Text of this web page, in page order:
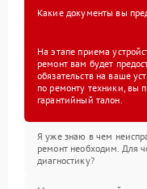
Какие документы вы
На этапе приема
ремонт вам будет
обязательств на ваше
по ремонту техники, вы
гарантийный талон.
Я уже знаю в чем
ремонт необходим. Для
диагностику?